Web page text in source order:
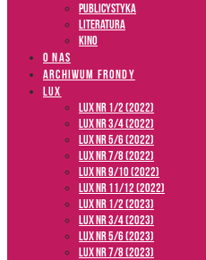
Publicystyka
Literatura
Kino
O NAS
ARCHIWUM FRONDY
LUX
LUX NR 1/2 (2022)
LUX NR 3/4 (2022)
LUX NR 5/6 (2022)
LUX NR 7/8 (2022)
LUX nr 9/10 (2022)
LUX NR 11/12 (2022)
LUX NR 1/2 (2023)
LUX NR 3/4 (2023)
LUX NR 5/6 (2023)
LUX NR 7/8 (2023)